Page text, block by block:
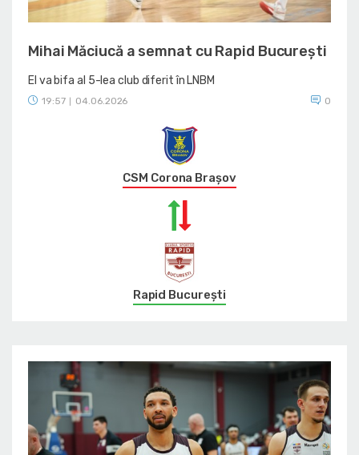
Mihai Măciucă a semnat cu Rapid București
El va bifa al 5-lea club diferit în LNBM
19:57 04.06.2026 0
CSM Corona Braşov
Rapid București